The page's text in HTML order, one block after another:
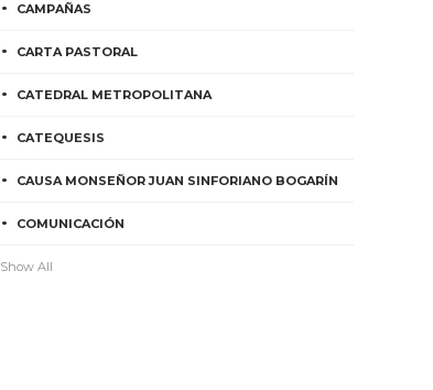
CAMPAÑAS
CARTA PASTORAL
CATEDRAL METROPOLITANA
CATEQUESIS
CAUSA MONSEÑOR JUAN SINFORIANO BOGARÍN
COMUNICACIÓN
Show All